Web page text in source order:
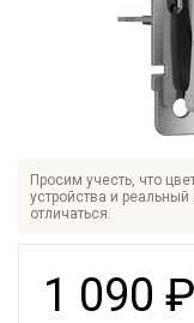
Просим учесть, что
устройства и реальный
отличаться.
1 090 ₽